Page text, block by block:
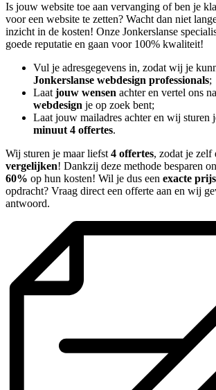
Is jouw website toe aan vervanging of ben je
voor een website te zetten? Wacht dan niet
inzicht in de kosten! Onze Jonkerslanse
goede reputatie en gaan voor 100% kwaliteit!
Vul je adresgegevens in, zodat wij je
Jonkerslanse webdesign professionals;
Laat jouw wensen achter en vertel ons
webdesign je op zoek bent;
Laat jouw mailadres achter en wij sturen
minuut 4 offertes.
Wij sturen je maar liefst 4 offertes, zodat je zelf
vergelijken! Dankzij deze methode besparen
60% op hun kosten! Wil je dus een exacte prijs
opdracht? Vraag direct een offerte aan en wij
antwoord.